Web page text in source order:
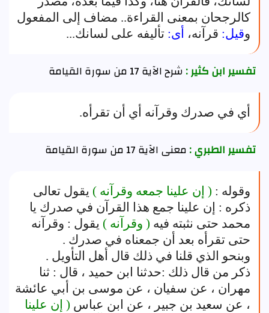
كالرجحان بمعنى القراءة.. مضاف إلى المفعول
وقيل: قرآنه، أى: تأليفه على لسانك...
تفسير ابن كثير :شرح الآية 17 من سورة القيامة
أي في صدرك وقرآنه أي أن تقرأه.
تفسير الطبري :معنى الآية 17 من سورة القيامة
وقوله : ( إن علينا جمعه وقرآنه ) يقول تعالى
ذكره : إن علينا جمع هذا القرآن في صدرك يا
محمد حتى نثبته فيه ( وقرآنه ) يقول : وقرآنه
حتى تقرأه بعد أن جمعناه في صدرك .
وبنحو الذي قلنا في ذلك قال أهل التأويل .
ذكر من قال ذلك :حدثنا ابن حميد ، قال : ثنا
مهران ، عن سفيان ، عن موسى بن أبي عائشة
، عن سعيد بن جبير ، عن ابن عباس ( إن علينا